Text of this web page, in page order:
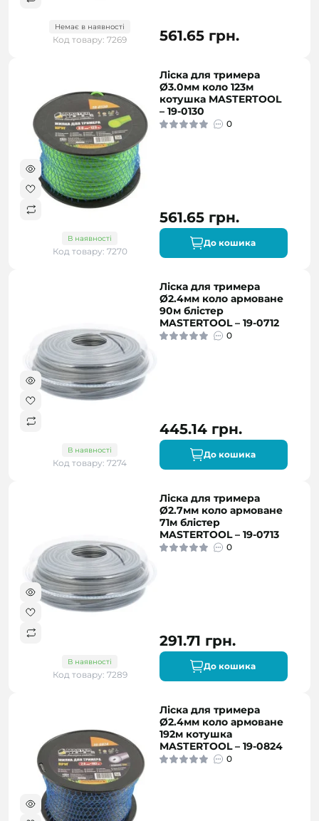
Немає в наявності
Код товару: 7269 561.65 грн.
В наявності
Код товару: 7270
Ліска для тримера
Ø3.0мм коло 123м
котушка MASTERTOOL
– 19-0130
0
561.65 грн.
До кошика
В наявності
Код товару: 7274
Ліска для тримера
Ø2.4мм коло армоване
90м блістер
MASTERTOOL – 19-0712
0
445.14 грн.
До кошика
В наявності
Код товару: 7289
Ліска для тримера
Ø2.7мм коло армоване
71м блістер
MASTERTOOL – 19-0713
0
291.71 грн.
До кошика
Ліска для тримера
Ø2.4мм коло армоване
192м котушка
MASTERTOOL – 19-0824
0